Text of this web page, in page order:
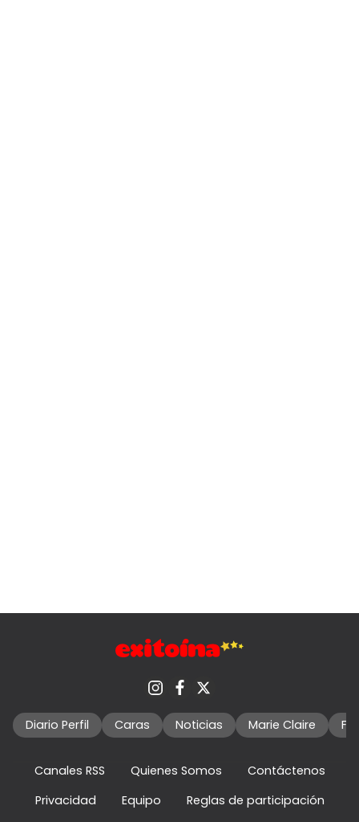
Diario Perfil Caras Noticias Marie Claire
Canales RSS Quienes Somos
Contáctenos
Privacidad
Equipo
Reglas de participación